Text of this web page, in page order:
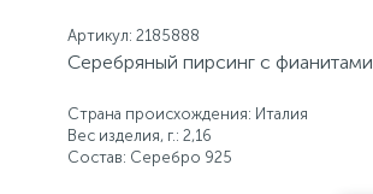
Артикул: 2185888
Серебряный пирсинг с фианитами
Страна происхождения: Италия
Вес изделия, г.: 2,16
Состав: Серебро 925